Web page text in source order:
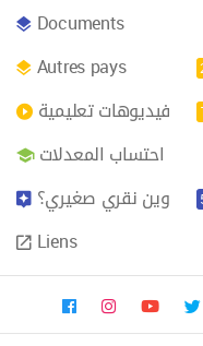
Documents
Autres pays
فيديوهات تعليمية
احتساب المعدلات
وين نقري صغيري؟
Liens